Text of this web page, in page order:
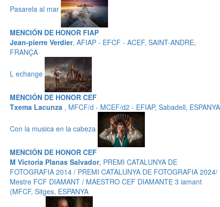
Pasarela al mar
MENCIÓN DE HONOR FIAP
Jean-pierre Verdier, AFIAP - EFCF - ACEF, SAINT-ANDRE,
FRANÇA
L echange
MENCIÓN DE HONOR CEF
Txema Lacunza , MFCF/d - MCEF/d2 - EFIAP, Sabadell, ESPANYA
Con la musica en la cabeza
MENCIÓN DE HONOR CEF
M Victoria Planas Salvador, PREMI CATALUNYA DE
FOTOGRAFIA 2014 / PREMI CATALUNYA DE FOTOGRAFIA 2024/
Mestre FCF DIAMANT / MAESTRO CEF DIAMANTE 3 iamant
(MFCF, Sitges, ESPANYA